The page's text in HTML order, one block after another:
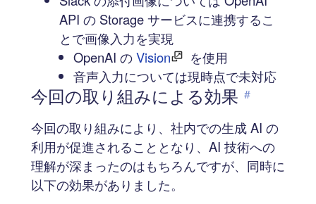
API の Storage サービスに連携するこ
とで画像入力を実現
OpenAI のVision
を使用
音声入力については現時点で未対応
今回の取り組みによる効果 #
今回の取り組みにより、社内での生成 AI の
利用が促進されることとなり、AI 技術への
理解が深まったのはもちろんですが、同時に
以下の効果がありました。